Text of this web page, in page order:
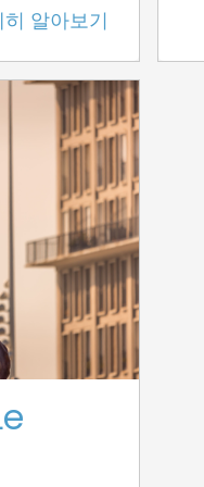
히 알아보기